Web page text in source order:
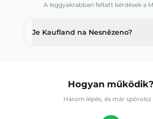
A leggyakrabban feltett kérdések a
Je Kaufland na Nesnězeno?
Hogyan működik?
Három lépés, és már spórolsz